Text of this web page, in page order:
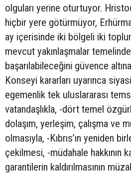
olguları yerine oturtuyor.
hiçbir yere götürmüyor,
ay içerisinde iki bölgeli iki
mevcut yakınlaşmalar
başarılabileceğini güvence
Konseyi kararları uyarınca
egemenlik tek uluslararası
vatandaşlıkla, -dört temel
dolaşım, yerleşim, çalışma ve
olmasıyla, -Kıbrıs’ın yeniden
çekilmesi, -müdahale hakkının
garantilerin kaldırılmasının